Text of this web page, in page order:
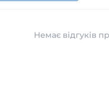
Немає відгуків